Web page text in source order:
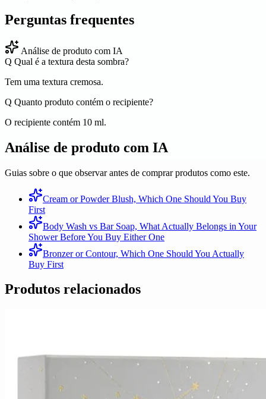
Perguntas frequentes
Análise de produto com IA
Q Qual é a textura desta sombra?
Tem uma textura cremosa.
Q Quanto produto contém o recipiente?
O recipiente contém 10 ml.
Análise de produto com IA
Guias sobre o que observar antes de comprar produtos como este.
Cream or Powder Blush, Which One Should You Buy
First
Body Wash vs Bar Soap, What Actually Belongs in Your
Shower Before You Buy Either One
Bronzer or Contour, Which One Should You Actually
Buy First
Produtos relacionados